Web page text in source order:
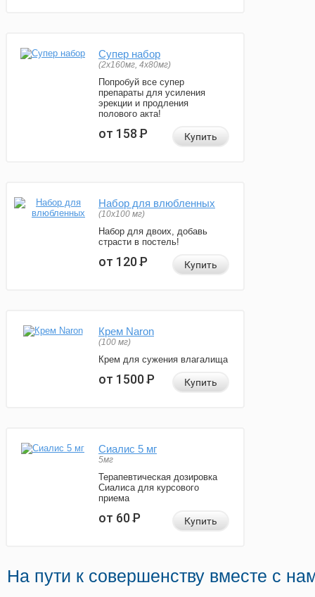
Супер набор
(2х160мг, 4х80мг)
Попробуй все супер
препараты для усиления
эрекции и продления
полового акта!
от 158Р Купить
Набор для влюбленных
(10х100 мг)
Набор для двоих, добавь
страсти в постель!
от 120Р Купить
Крем Naron
(100 мг)
Крем для сужения влагалища
от 1500Р Купить
Сиалис 5 мг
5мг
Терапевтическая дозировка
Сиалиса для курсового
приема
от 60Р Купить
На пути к совершенству вместе с